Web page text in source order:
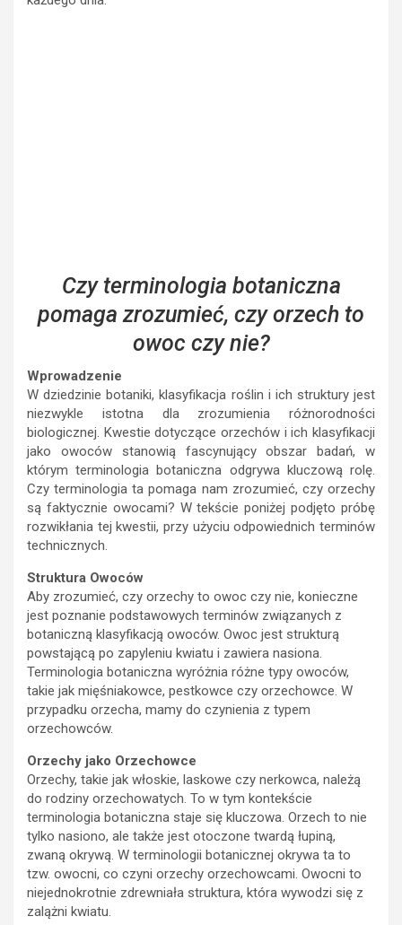
pomaga zrozumieć, czy orzech to
owoc czy nie?
W dziedzinie botaniki, klasyfikacja roślin i ich struktury jest
niezwykle istotna dla zrozumienia różnorodności
biologicznej. Kwestie dotyczące orzechów i ich klasyfikacji
jako owoców stanowią fascynujący obszar badań, w
którym terminologia botaniczna odgrywa kluczową rolę.
Czy terminologia ta pomaga nam zrozumieć, czy orzechy
są faktycznie owocami? W tekście poniżej podjęto próbę
rozwikłania tej kwestii, przy użyciu odpowiednich terminów
technicznych.
Struktura Owoców
Aby zrozumieć, czy orzechy to owoc czy nie, konieczne
jest poznanie podstawowych terminów związanych z
botaniczną klasyfikacją owoców. Owoc jest strukturą
powstającą po zapyleniu kwiatu i zawiera nasiona.
Terminologia botaniczna wyróżnia różne typy owoców,
takie jak mięśniakowce, pestkowce czy orzechowce. W
przypadku orzecha, mamy do czynienia z typem
orzechowców.
Orzechy jako Orzechowce
Orzechy, takie jak włoskie, laskowe czy nerkowca, należą
do rodziny orzechowatych. To w tym kontekście
terminologia botaniczna staje się kluczowa. Orzech to nie
tylko nasiono, ale także jest otoczone twardą łupiną,
zwaną okrywą. W terminologii botanicznej okrywa ta to
tzw. owocni, co czyni orzechy orzechowcami. Owocni to
niejednokrotnie zdrewniała struktura, która wywodzi się z
zalążni kwiatu.
Różnice w Terminologii
Rozróżnienie między terminami „owoc” a „orzech” jest